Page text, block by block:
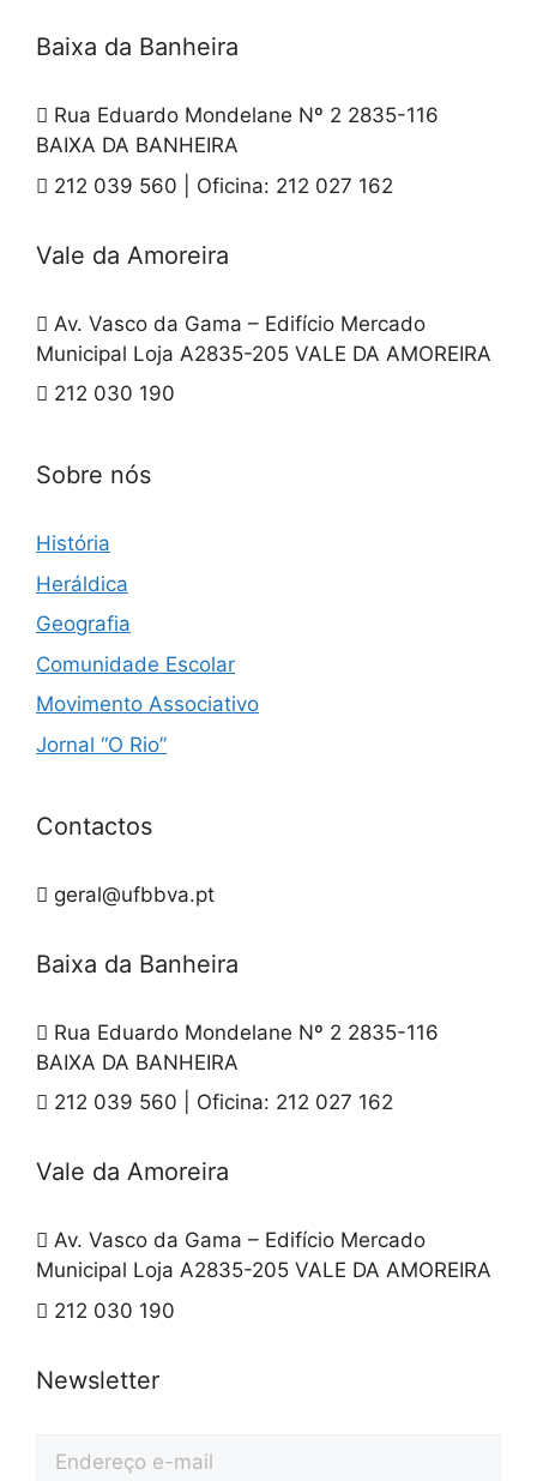
Baixa da Banheira
Rua Eduardo Mondelane Nº 2 2835-116
BAIXA DA BANHEIRA
212 039 560 | Oficina: 212 027 162
Vale da Amoreira
Av. Vasco da Gama – Edifício Mercado
Municipal Loja A2835-205 VALE DA AMOREIRA
212 030 190
Sobre nós
História
Heráldica
Geografia
Comunidade Escolar
Movimento Associativo
Jornal “O Rio”
Contactos
geral@ufbbva.pt
Baixa da Banheira
Rua Eduardo Mondelane Nº 2 2835-116
BAIXA DA BANHEIRA
212 039 560 | Oficina: 212 027 162
Vale da Amoreira
Av. Vasco da Gama – Edifício Mercado
Municipal Loja A2835-205 VALE DA AMOREIRA
212 030 190
Newsletter